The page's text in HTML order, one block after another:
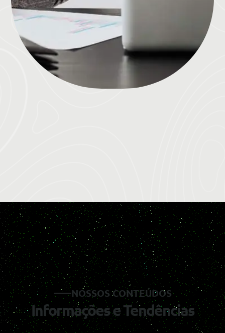
NOSSOS CONTEÚDOS
Informações e Tendências